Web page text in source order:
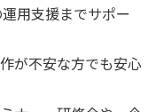
用支援までサポー
が不安な方でも安心